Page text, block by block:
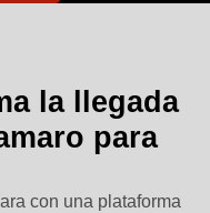
la llegada
para
con una plataforma